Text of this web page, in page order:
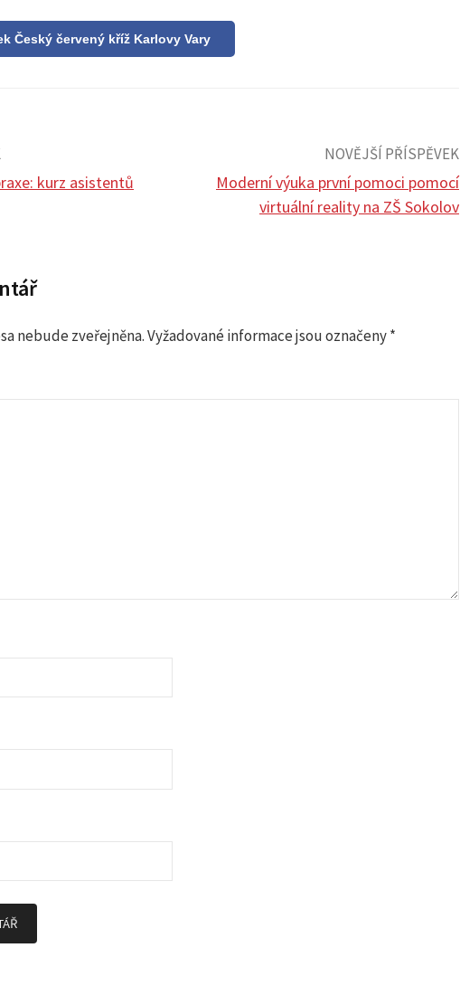
Český červený kříž Karlovy Vary
kurz asistentů
NOVĚJŠÍ PŘÍSPĚVEK
Moderní výuka první pomoci pomocí
virtuální reality na ZŠ Sokolov
nebude zveřejněna.Vyžadované informace jsou označeny*